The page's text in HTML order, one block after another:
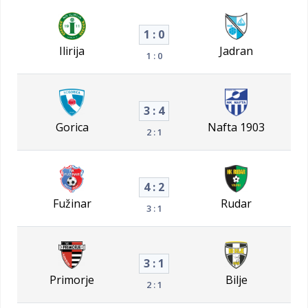
Ilirija
1 : 0
1 : 0 Jadran
Gorica
3 : 4
2 : 1 Nafta 1903
Fužinar
4 : 2
3 : 1 Rudar
Primorje
3 : 1
2 : 1 Bilje